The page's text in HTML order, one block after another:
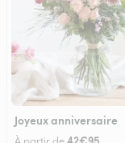
Joyeux anniversaire